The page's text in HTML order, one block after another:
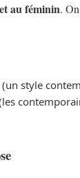
au féminin.
(un style